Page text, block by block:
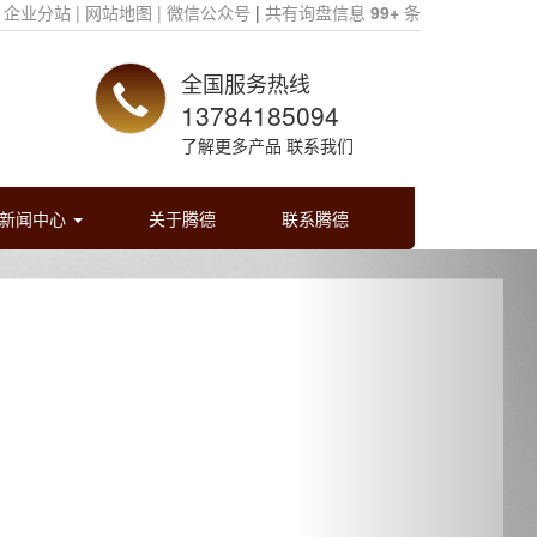
企业分站 | 网站地图 | 微信公众号 | 共有询盘信息 99+ 条
全国服务热线
13784185094
了解更多产品 联系我们
新闻中心 关于腾德 联系腾德